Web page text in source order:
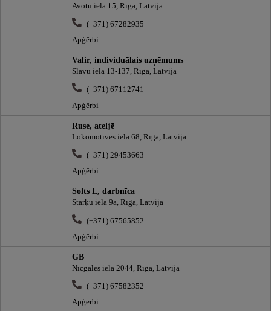
Avotu iela 15, Rīga, Latvija
(+371) 67282935
Apģērbi
Valir, individuālais uzņēmums
Slāvu iela 13-137, Rīga, Latvija
(+371) 67112741
Apģērbi
Ruse, ateljē
Lokomotīves iela 68, Rīga, Latvija
(+371) 29453663
Apģērbi
Solts L, darbnīca
Stārķu iela 9a, Rīga, Latvija
(+371) 67565852
Apģērbi
GB
Nīcgales iela 2044, Rīga, Latvija
(+371) 67582352
Apģērbi